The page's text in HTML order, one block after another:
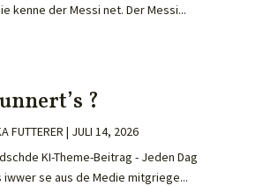
kenne der Messi net. Der Messi...
?
FUTTERER | JULI 14, 2026
KI-Theme-Beitrag - Jeden Dag
iwwer se aus de Medie mitgriege...